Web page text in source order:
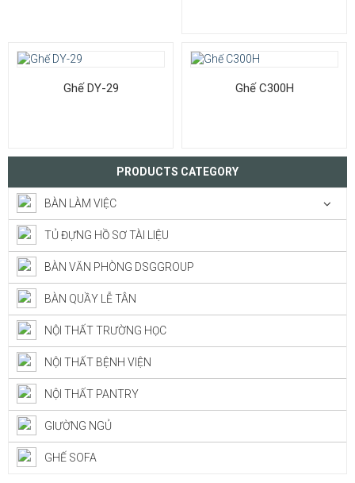
Ghế DY-29 Ghế C300H
PRODUCTS CATEGORY
BÀN LÀM VIỆC
TỦ ĐỰNG HỒ SƠ TÀI LIỆU
BÀN VĂN PHÒNG DSGGROUP
BÀN QUẦY LỄ TÂN
NỘI THẤT TRƯỜNG HỌC
NỘI THẤT BỆNH VIỆN
NỘI THẤT PANTRY
GIƯỜNG NGỦ
GHẾ SOFA